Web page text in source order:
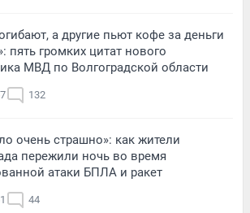
а другие пьют кофе за деньги
пять громких цитат нового
МВД по Волгоградской области
132
очень страшно»: как жители
пережили ночь во время
атаки БПЛА и ракет
44